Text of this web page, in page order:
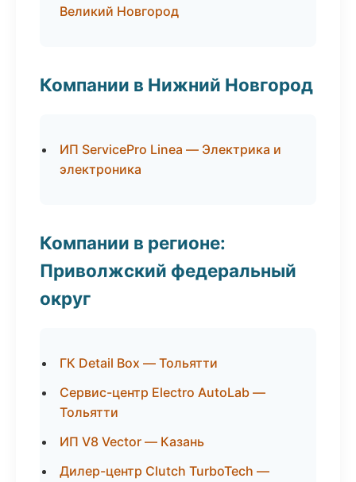
Великий Новгород
Компании в Нижний Новгород
ИП ServicePro Linea — Электрика и
электроника
Компании в регионе:
Приволжский федеральный
округ
ГК Detail Box — Тольятти
Сервис-центр Electro AutoLab —
Тольятти
ИП V8 Vector — Казань
Дилер-центр Clutch TurboTech —